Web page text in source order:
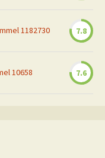
1182730 7.8
10658 7.6